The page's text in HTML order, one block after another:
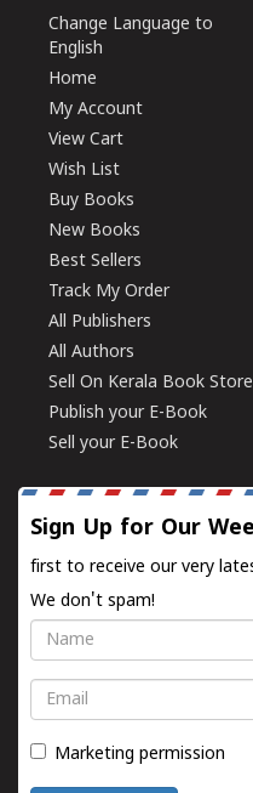
Change Language to
English
Home
My Account
View Cart
Wish List
Buy Books
New Books
Best Sellers
Track My Order
All Publishers
All Authors
Sell On Kerala Book Store
Publish your E-Book
Sell your E-Book
Sign Up for Our
first to receive our very
We don't spam!
Name
Email
Marketing permission